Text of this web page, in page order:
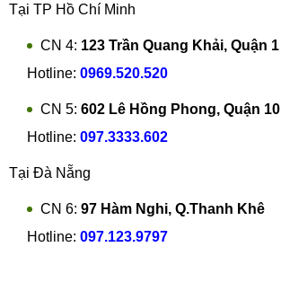
Tại TP Hồ Chí Minh
CN 4: 123 Trần Quang Khải, Quận 1
Hotline: 0969.520.520
CN 5: 602 Lê Hồng Phong, Quận 10
Hotline: 097.3333.602
Tại Đà Nẵng
CN 6: 97 Hàm Nghi, Q.Thanh Khê
Hotline: 097.123.9797